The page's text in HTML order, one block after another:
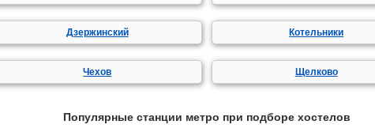
Дзержинский Котельники
Чехов Щелково
Популярные станции метро при подборе хостелов